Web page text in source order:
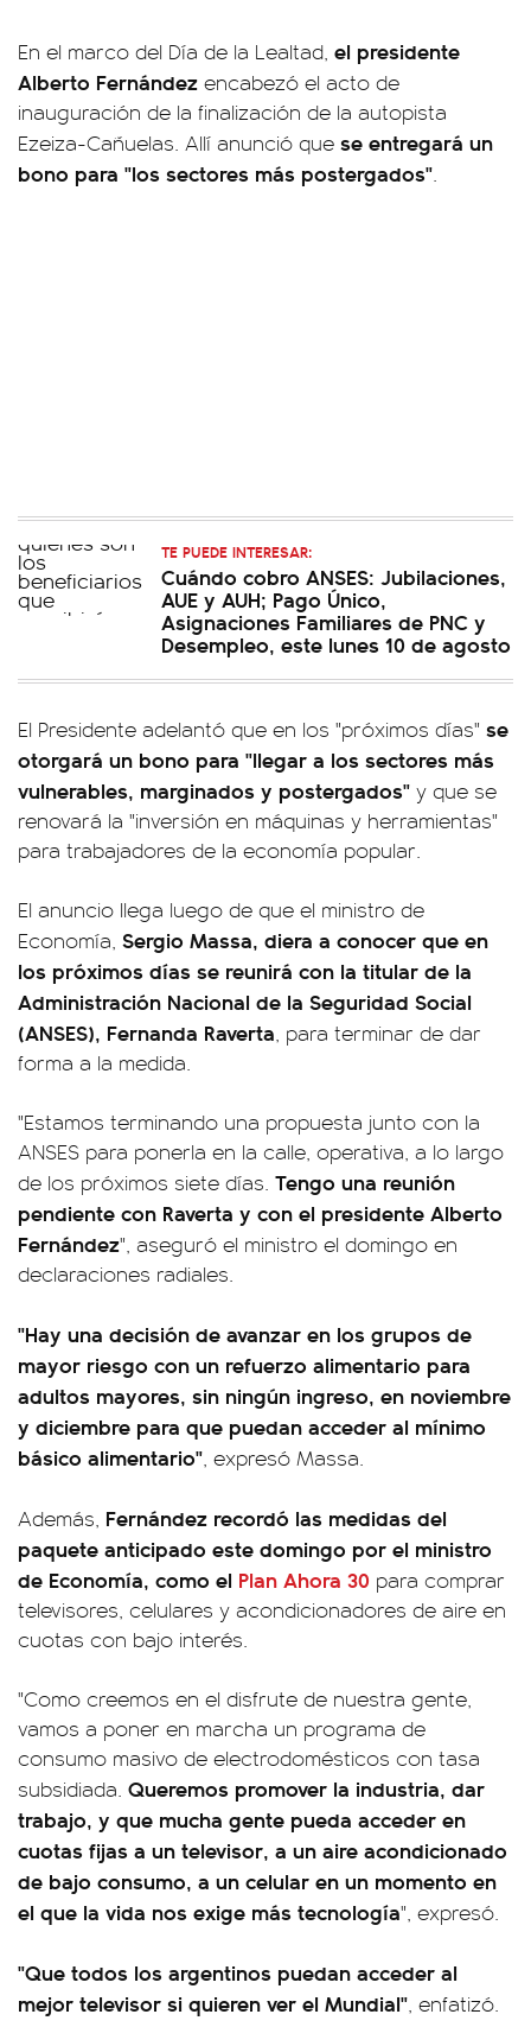
En el marco del Día de la Lealtad, el presidente
Alberto Fernández encabezó el acto de
inauguración de la finalización de la autopista
Ezeiza-Cañuelas. Allí anunció que se entregará un
bono para "los sectores más postergados".
TE PUEDE INTERESAR:
Cuándo cobro ANSES: Jubilaciones,
AUE y AUH; Pago Único,
Asignaciones Familiares de PNC y
Desempleo, este lunes 10 de agosto
El Presidente adelantó que en los "próximos días" se
otorgará un bono para "llegar a los sectores más
vulnerables, marginados y postergados" y que se
renovará la "inversión en máquinas y herramientas"
para trabajadores de la economía popular.
El anuncio llega luego de que el ministro de
Economía, Sergio Massa, diera a conocer que en
los próximos días se reunirá con la titular de la
Administración Nacional de la Seguridad Social
(ANSES), Fernanda Raverta, para terminar de dar
forma a la medida.
"Estamos terminando una propuesta junto con la
ANSES para ponerla en la calle, operativa, a lo largo
de los próximos siete días. Tengo una reunión
pendiente con Raverta y con el presidente Alberto
Fernández", aseguró el ministro el domingo en
declaraciones radiales.
"Hay una decisión de avanzar en los grupos de
mayor riesgo con un refuerzo alimentario para
adultos mayores, sin ningún ingreso, en noviembre
y diciembre para que puedan acceder al mínimo
básico alimentario", expresó Massa.
Además, Fernández recordó las medidas del
paquete anticipado este domingo por el ministro
de Economía, como el Plan Ahora 30 para comprar
televisores, celulares y acondicionadores de aire en
cuotas con bajo interés.
"Como creemos en el disfrute de nuestra gente,
vamos a poner en marcha un programa de
consumo masivo de electrodomésticos con tasa
subsidiada. Queremos promover la industria, dar
trabajo, y que mucha gente pueda acceder en
cuotas fijas a un televisor, a un aire acondicionado
de bajo consumo, a un celular en un momento en
el que la vida nos exige más tecnología", expresó.
"Que todos los argentinos puedan acceder al
mejor televisor si quieren ver el Mundial", enfatizó.